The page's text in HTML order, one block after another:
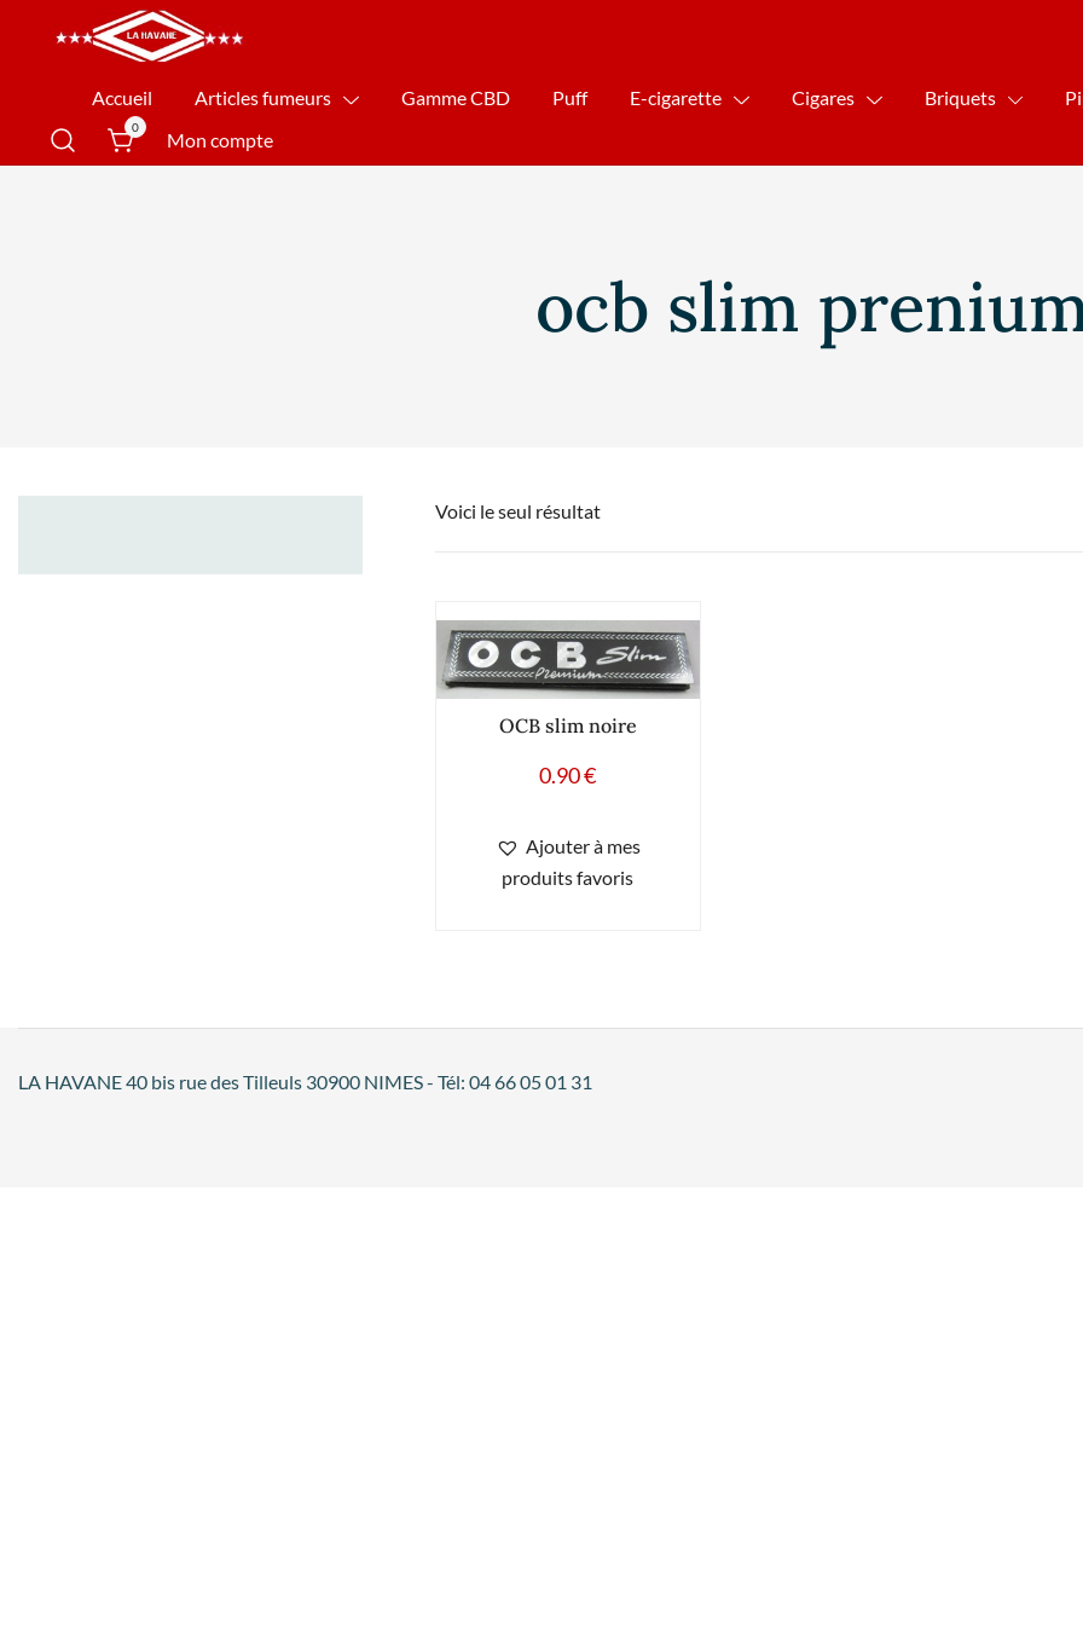
La Havane Nîmes
Accueil Articles fumeurs Gamme CBD Puff E-cigarette Cigares Briquets
0
Mon compte
ocb slim
Voici le seul résultat
OCB slim noire
0.90€
Ajouter à mes
produits favoris
LA HAVANE 40 bis rue des Tilleuls 30900 NIMES - Tél: 04 66 05 01 31